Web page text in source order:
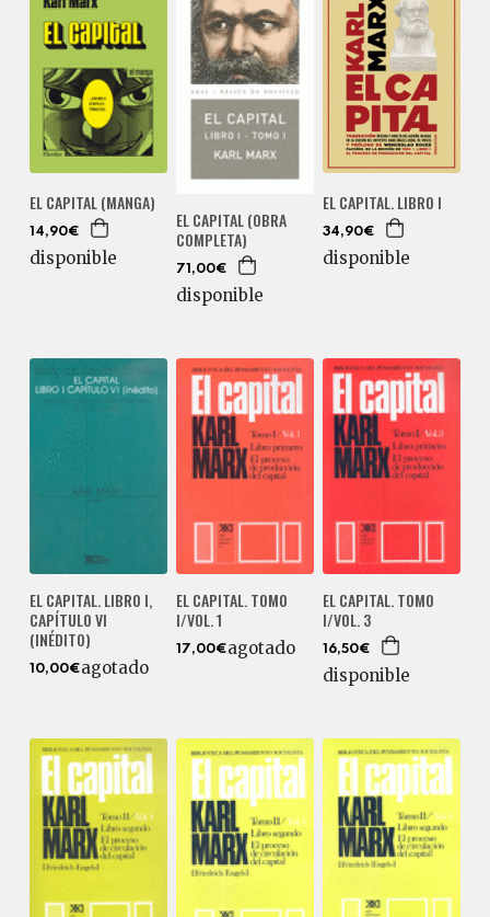
EL CAPITAL (MANGA)
14,90€
disponible
EL CAPITAL (OBRA
COMPLETA)
71,00€
disponible
EL CAPITAL. LIBRO I
34,90€
disponible
EL CAPITAL. LIBRO I,
CAPÍTULO VI
(INÉDITO)
10,00€agotado
EL CAPITAL. TOMO
I/VOL. 1
17,00€agotado
EL CAPITAL. TOMO
I/VOL. 3
16,50€
disponible